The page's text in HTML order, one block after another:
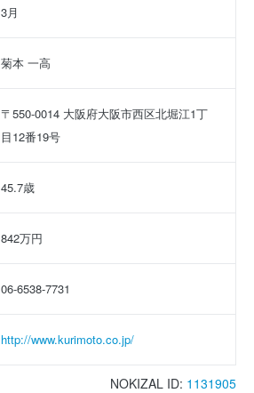
3月
菊本 一高
〒550-0014 大阪府大阪市西区北堀江1丁
目12番19号
45.7歳
842万円
06-6538-7731
http://www.kurimoto.co.jp/
NOKIZAL ID: 1131905